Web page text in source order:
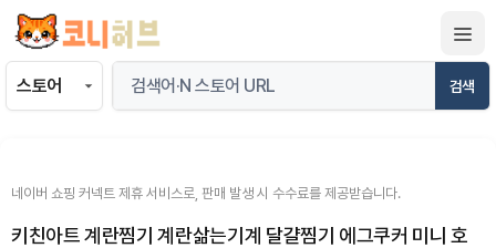
츠
검색
네이버 쇼핑 커넥트 제휴 서비스로, 판매 발생 시 수수료를 제공받습니다.
키친아트 계란찜기 계란삶는기계 달걀찜기 에그쿠커 미니 호